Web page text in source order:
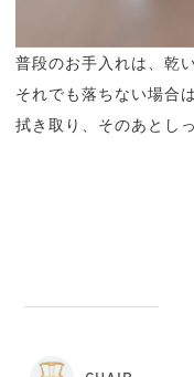
普段のお手入れは、乾
それでも落ちない場合
拭き取り、そのあとし